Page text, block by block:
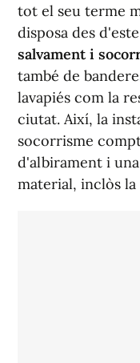
tot el seu terme
disposa des
salvament i
també de
lavapiés com la
ciutat. Així, la
socorrisme
d'albirament i
material, inclòs